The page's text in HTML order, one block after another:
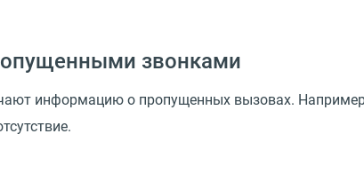
звонками
информацию о пропущенных вызовах.